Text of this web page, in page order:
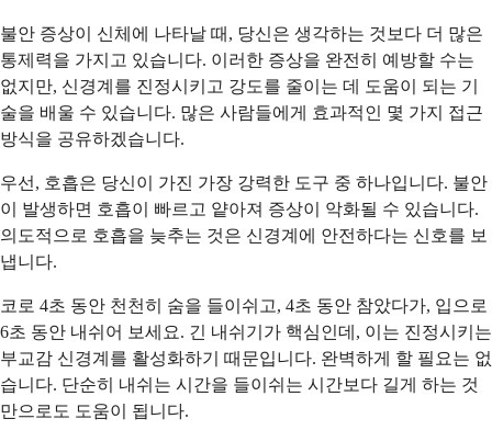
불안 증상이 신체에 나타날 때, 당신은 생각하는 것보다 더 많은
통제력을 가지고 있습니다. 이러한 증상을 완전히 예방할 수는
없지만, 신경계를 진정시키고 강도를 줄이는 데 도움이 되는 기
술을 배울 수 있습니다. 많은 사람들에게 효과적인 몇 가지 접근
방식을 공유하겠습니다.
우선, 호흡은 당신이 가진 가장 강력한 도구 중 하나입니다. 불안
이 발생하면 호흡이 빠르고 얕아져 증상이 악화될 수 있습니다.
의도적으로 호흡을 늦추는 것은 신경계에 안전하다는 신호를 보
냅니다.
코로 4초 동안 천천히 숨을 들이쉬고, 4초 동안 참았다가, 입으로
6초 동안 내쉬어 보세요. 긴 내쉬기가 핵심인데, 이는 진정시키는
부교감 신경계를 활성화하기 때문입니다. 완벽하게 할 필요는 없
습니다. 단순히 내쉬는 시간을 들이쉬는 시간보다 길게 하는 것
만으로도 도움이 됩니다.